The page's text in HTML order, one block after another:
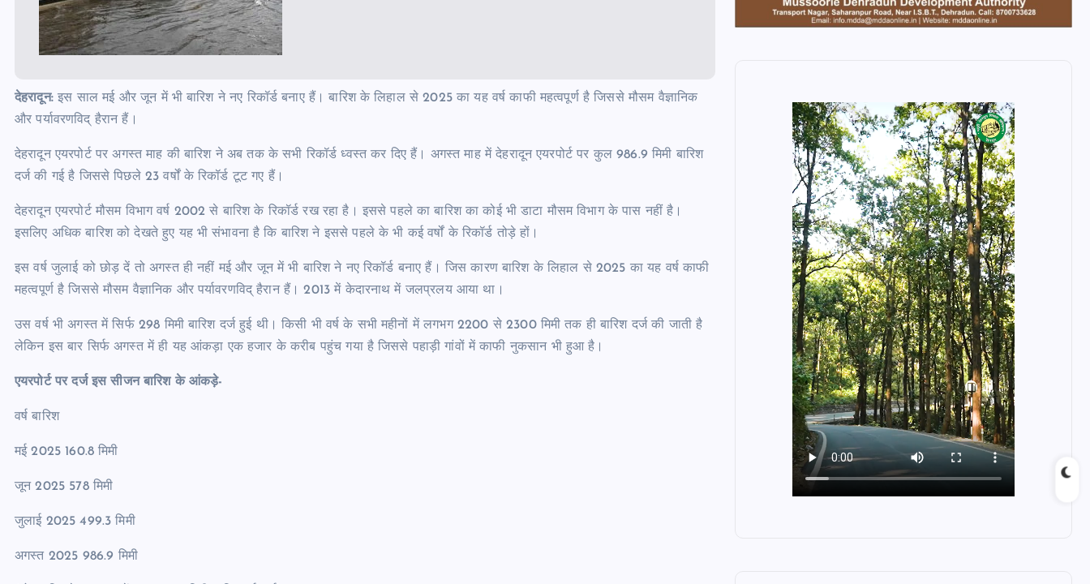
देहरादून:इस साल मई और जून में भी बारिश ने नए रिकॉर्ड बनाए हैं। बारिश के लिहाल से 2025 का यह वर्ष काफी महत्वपूर्ण है जिससे मौसम वैज्ञानिक
और पर्यावरणविद् हैरान हैं।
देहरादून एयरपोर्ट पर अगस्त माह की बारिश ने अब तक के सभी रिकॉर्ड ध्वस्त कर दिए हैं। अगस्त माह में देहरादून एयरपोर्ट पर कुल 986.9 मिमी बारिश
दर्ज की गई है जिससे पिछले 23 वर्षों के रिकॉर्ड टूट गए हैं।
देहरादून एयरपोर्ट मौसम विभाग वर्ष 2002 से बारिश के रिकॉर्ड रख रहा है। इससे पहले का बारिश का कोई भी डाटा मौसम विभाग के पास नहीं है।
इसलिए अधिक बारिश को देखते हुए यह भी संभावना है कि बारिश ने इससे पहले के भी कई वर्षों के रिकॉर्ड तोड़े हों।
इस वर्ष जुलाई को छोड़ दें तो अगस्त ही नहीं मई और जून में भी बारिश ने नए रिकॉर्ड बनाए हैं। जिस कारण बारिश के लिहाल से 2025 का यह वर्ष काफी
महत्वपूर्ण है जिससे मौसम वैज्ञानिक और पर्यावरणविद् हैरान हैं। 2013 में केदारनाथ में जलप्रलय आया था।
उस वर्ष भी अगस्त में सिर्फ 298 मिमी बारिश दर्ज हुई थी। किसी भी वर्ष के सभी महीनों में लगभग 2200 से 2300 मिमी तक ही बारिश दर्ज की जाती है
लेकिन इस बार सिर्फ अगस्त में ही यह आंकड़ा एक हजार के करीब पहुंच गया है जिससे पहाड़ी गांवों में काफी नुकसान भी हुआ है।
एयरपोर्ट पर दर्ज इस सीजन बारिश के आंकड़े-
वर्ष बारिश
मई 2025 160.8 मिमी
जून 2025 578 मिमी
जुलाई 2025 499.3 मिमी
अगस्त 2025 986.9 मिमी